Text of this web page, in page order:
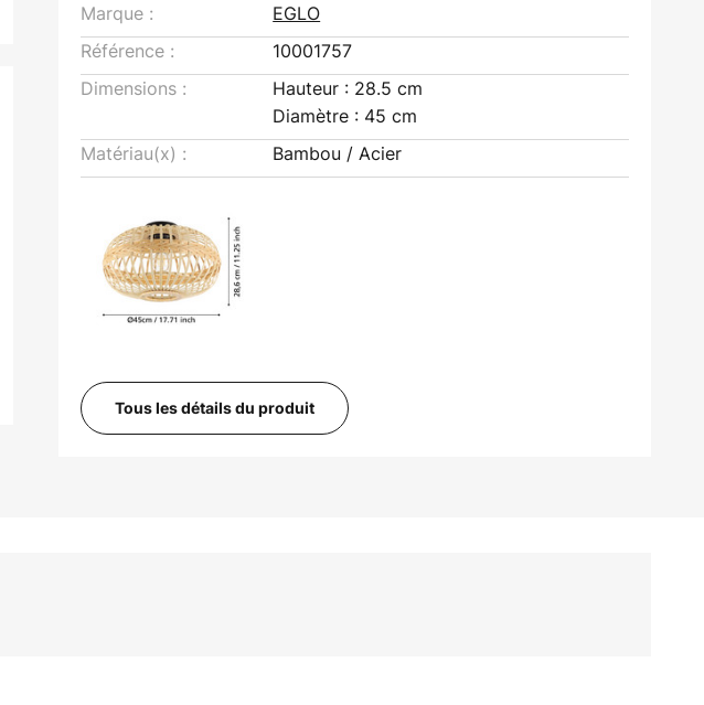
Marque :
EGLO
Référence :
10001757
Dimensions :
Hauteur : 28.5 cm
Diamètre : 45 cm
Matériau(x) :
Bambou / Acier
Tous les détails du produit